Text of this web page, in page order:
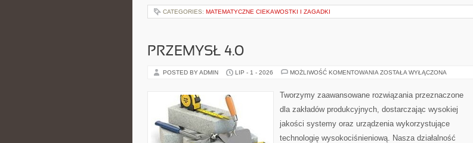
CATEGORIES: MATEMATYCZNE CIEKAWOSTKI I ZAGADKI
PRZEMYSŁ 4.0
POSTED BY ADMIN LIP - 1 - 2026 MOŻLIWOŚĆ KOMENTOWANIA PRZEMYSŁ
ZOSTAŁA WYŁĄCZONA
Tworzymy zaawansowane rozwiązania przeznaczone
dla zakładów produkcyjnych, dostarczając wysokiej
jakości systemy oraz urządzenia wykorzystujące
technologię wysokociśnieniową. Nasza działalność